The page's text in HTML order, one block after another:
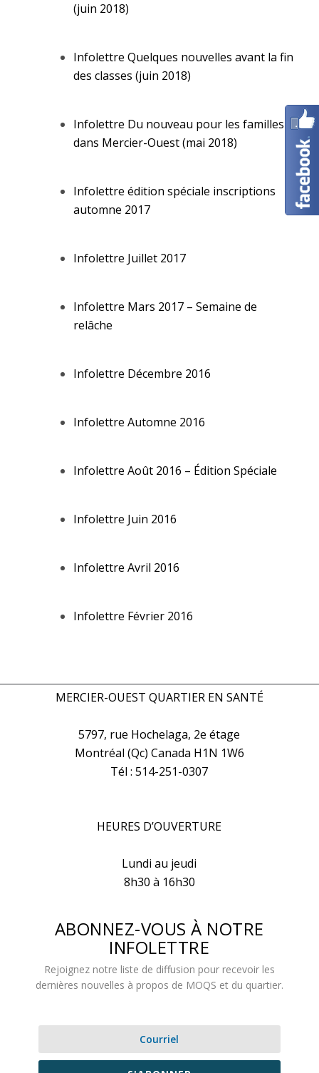
(juin 2018)
Infolettre Quelques nouvelles avant la fin
des classes (juin 2018)
Infolettre Du nouveau pour les familles
dans Mercier-Ouest (mai 2018)
Infolettre édition spéciale inscriptions
automne 2017
Infolettre Juillet 2017
Infolettre Mars 2017 – Semaine de
relâche
Infolettre Décembre 2016
Infolettre Automne 2016
Infolettre Août 2016 – Édition Spéciale
Infolettre Juin 2016
Infolettre Avril 2016
Infolettre Février 2016
MERCIER-OUEST QUARTIER EN SANTÉ
5797, rue Hochelaga, 2e étage
Montréal (Qc) Canada H1N 1W6
Tél : 514-251-0307
HEURES D’OUVERTURE
Lundi au jeudi
8h30 à 16h30
ABONNEZ-VOUS À NOTRE
INFOLETTRE
Rejoignez notre liste de diffusion pour recevoir les
dernières nouvelles à propos de MOQS et du quartier.